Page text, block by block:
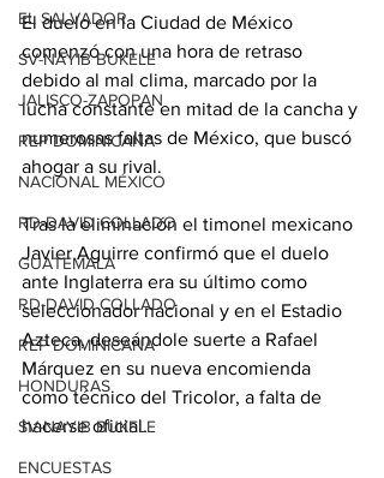
EL SALVADOR
SV-NAYIB BUKELE
JALISCO-ZAPOPAN
REP DOMINICANA
NACIONAL MÉXICO
RD-DAVID COLLADO
GUATEMALA
RD-DAVID COLLADO
REP DOMINICANA
HONDURAS
SV-NAYIB BUKELE
ENCUESTAS
El duelo en la Ciudad de México
comenzó con una hora de retraso
debido al mal clima, marcado por la
lucha constante en mitad de la cancha y
numerosas faltas de México, que buscó
ahogar a su rival.
Tras la eliminación el timonel mexicano
Javier Aguirre confirmó que el duelo
ante Inglaterra era su último como
seleccionador nacional y en el Estadio
Azteca, deseándole suerte a Rafael
Márquez en su nueva encomienda
como técnico del Tricolor, a falta de
hacerse oficial.